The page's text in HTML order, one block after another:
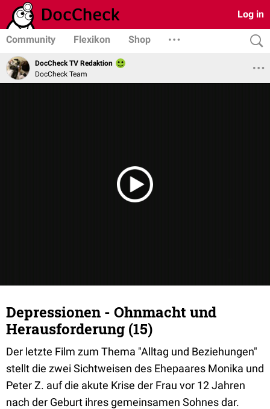
Log in
Community Flexikon Shop
DocCheck TV Redaktion
DocCheck Team
Depressionen - Ohnmacht und
Herausforderung (15)
Der letzte Film zum Thema "Alltag und Beziehungen"
stellt die zwei Sichtweisen des Ehepaares Monika und
Peter Z. auf die akute Krise der Frau vor 12 Jahren
nach der Geburt ihres gemeinsamen Sohnes dar.